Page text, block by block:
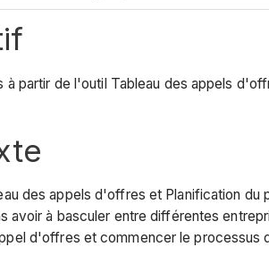
à partir de l'outil Tableau des appels
des appels d'offres et Planification
avoir à basculer entre différentes
d'offres et commencer le processus